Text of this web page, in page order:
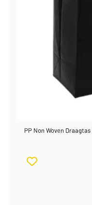
PP Non Woven